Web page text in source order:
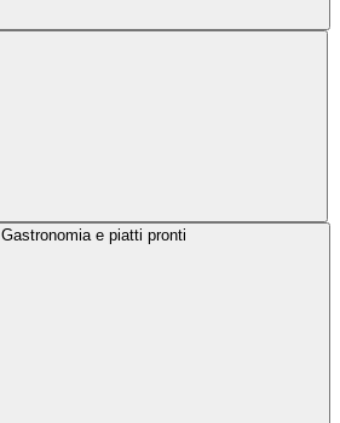
Gastronomia e piatti pronti